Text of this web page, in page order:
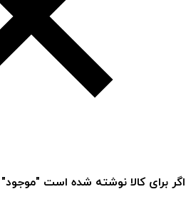
اگر برای کالا نوشته شده است "موجود"